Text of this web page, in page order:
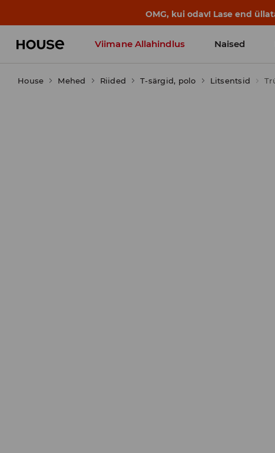
BACK TO SCHOOL📒Parimad lood
Viimane Allahindlus Naised
House Mehed Riided T-särgid, polo Litsentsid